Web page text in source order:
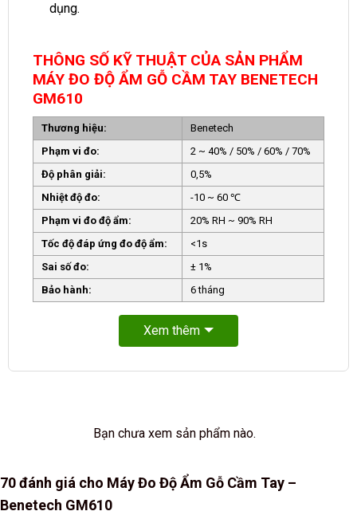
dụng.
THÔNG SỐ KỸ THUẬT CỦA SẢN PHẨM
MÁY ĐO ĐỘ ẨM GỖ CẦM TAY BENETECH
GM610
Thương hiệu:
Benetech
Phạm vi đo:
2 ~ 40% / 50% / 60% / 70%
Độ phân giải:
0,5%
Nhiệt độ đo:
-10 ~ 60 ℃
Phạm vi đo độ ẩm:
20% RH ~ 90% RH
Tốc độ đáp ứng đo độ ẩm:
<1s
Sai số đo:
± 1%
Bảo hành:
6 tháng
Xem thêm
Bạn chưa xem sản phẩm nào.
70 đánh giá cho Máy Đo Độ Ẩm Gỗ Cầm Tay –
Benetech GM610